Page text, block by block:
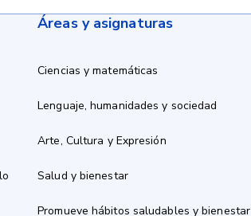
Áreas y asignaturas
Ciencias y matemáticas
Lenguaje, humanidades y sociedad
Arte, Cultura y Expresión
Salud y bienestar
Promueve hábitos saludables y bienestar